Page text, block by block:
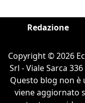
Redazione
Copyright © 2026
Srl - Viale Sarca
Questo blog non è
viene aggiornato